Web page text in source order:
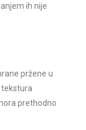
ih nije
pržene u
tekstura
prethodno